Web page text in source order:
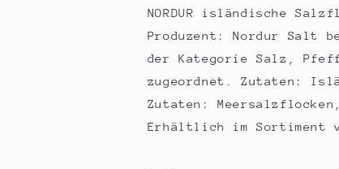
NORDUR isländische
Produzent: Nordur Salt
der Kategorie Salz,
zugeordnet. Zutaten:
Zutaten:
Erhältlich im Sortiment